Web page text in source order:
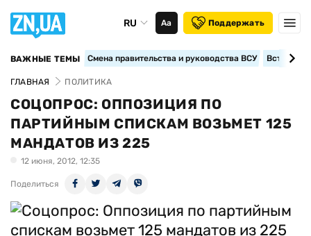
RU Аа Поддержать
ВАЖНЫЕ ТЕМЫ Смена правительства и руководства ВСУ
ГЛАВНАЯ ПОЛИТИКА
СОЦОПРОС: ОППОЗИЦИЯ ПО
ПАРТИЙНЫМ СПИСКАМ ВОЗЬМЕТ 125
МАНДАТОВ ИЗ 225
12 июня, 2012, 12:35
Поделиться